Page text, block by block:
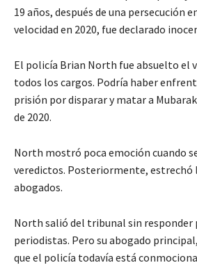
19 años, después de una persecución
velocidad en 2020, fue declarado
El policía Brian North fue absuelto el
todos los cargos. Podría haber
prisión por disparar y matar a
de 2020.
North mostró poca emoción cuando
veredictos. Posteriormente, estrechó
abogados.
North salió del tribunal sin responder
periodistas. Pero su abogado
que el policía todavía está